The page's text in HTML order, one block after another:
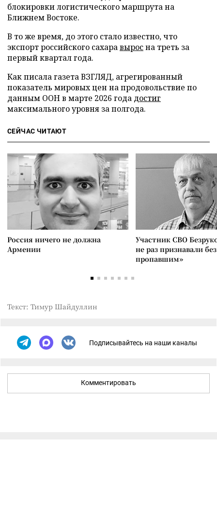
блокировки логистического маршрута на
Ближнем Востоке.
В то же время, до этого стало известно, что
экспорт российского сахаравыросна треть за
первый квартал года.
Как писала газета ВЗГЛЯД, агрегированный
показатель мировых цен на продовольствие по
данным ООН в марте 2026 года достиг
максимального уровня за полгода.
СЕЙЧАС ЧИТАЮТ
Россия ничего не должна
Армении
Участник СВО
не раз признавали
пропавшим»
Текст: Тимур Шайдуллин
Подписывайтесь на наши каналы
Комментировать